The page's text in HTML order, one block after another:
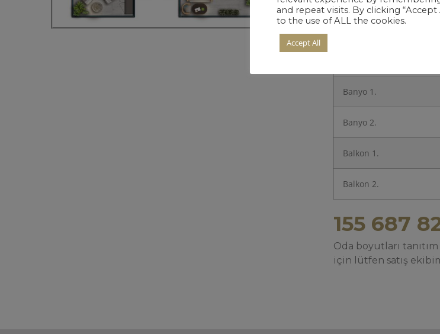
Banyo 1.
Banyo 2.
Balkon 1.
Balkon 2.
155 687
Oda boyutları
için lütfen satış
and repeat visits. By clicking “Accept
to the use of ALL the cookies.
Accept All